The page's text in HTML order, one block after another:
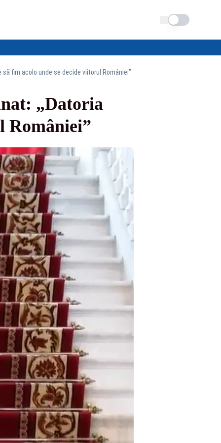
Schimba tema
fim acolo unde se decide viitorul României”
„Datoria
României”